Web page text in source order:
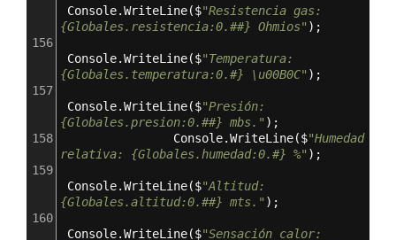
Console.WriteLine($"Resistencia gas:
{Globales.resistencia:0.##} Ohmios" );
156
Console.WriteLine($"Temperatura:
{Globales.temperatura:0.#} \u00B0C" );
157
Console.WriteLine($"Presión:
{Globales.presion:0.##} mbs." );
158
Console.WriteLine($"Humedad
relativa: {Globales.humedad:0.#} %" );
159
Console.WriteLine($"Altitud:
{Globales.altitud:0.##} mts." );
160
Console.WriteLine($"Sensación calor: